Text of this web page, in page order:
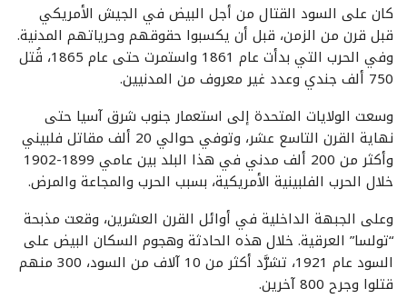
كان على السود القتال من أجل البيض في الجيش الأمريكي
قبل قرن من الزمن، قبل أن يكسبوا حقوقهم وحرياتهم المدنية.
وفي الحرب التي بدأت عام 1861 واستمرت حتى عام 1865، قُتل
750 ألف جندي وعدد غير معروف من المدنيين.
وسعت الولايات المتحدة إلى استعمار جنوب شرق آسيا حتى
نهاية القرن التاسع عشر، وتوفي حوالي 20 ألف مقاتل فلبيني
وأكثر من 200 ألف مدني في هذا البلد بين عامي 1899-1902
خلال الحرب الفلبينية الأمريكية، بسبب الحرب والمجاعة والمرض.
وعلى الجبهة الداخلية في أوائل القرن العشرين، وقعت مذبحة
“تولسا” العرقية. خلال هذه الحادثة وهجوم السكان البيض على
السود عام 1921، تشرَّد أكثر من 10 آلاف من السود، 300 منهم
قتلوا وجرح 800 آخرين.